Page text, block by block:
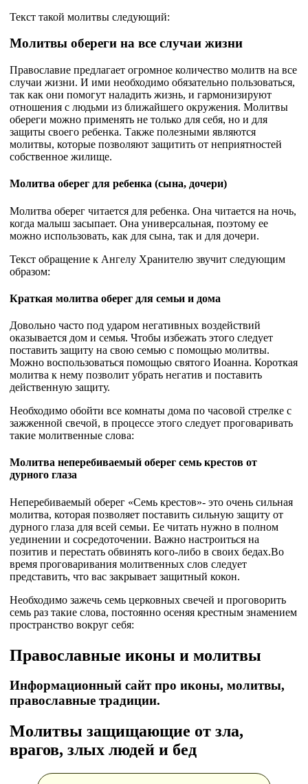
Текст такой молитвы следующий:
Молитвы обереги на все случаи жизни
Православие предлагает огромное количество молитв на все
случаи жизни. И ими необходимо обязательно пользоваться,
так как они помогут наладить жизнь, и гармонизируют
отношения с людьми из ближайшего окружения. Молитвы
обереги можно применять не только для себя, но и для
защиты своего ребенка. Также полезными являются
молитвы, которые позволяют защитить от неприятностей
собственное жилище.
Молитва оберег для ребенка (сына, дочери)
Молитва оберег читается для ребенка. Она читается на ночь,
когда малыш засыпает. Она универсальная, поэтому ее
можно использовать, как для сына, так и для дочери.
Текст обращение к Ангелу Хранителю звучит следующим
образом:
Краткая молитва оберег для семьи и дома
Довольно часто под ударом негативных воздействий
оказывается дом и семья. Чтобы избежать этого следует
поставить защиту на свою семью с помощью молитвы.
Можно воспользоваться помощью святого Иоанна. Короткая
молитва к нему позволит убрать негатив и поставить
действенную защиту.
Необходимо обойти все комнаты дома по часовой стрелке с
зажженной свечой, в процессе этого следует проговаривать
такие молитвенные слова:
Молитва неперебиваемый оберег семь крестов от
дурного глаза
Неперебиваемый оберег «Семь крестов»- это очень сильная
молитва, которая позволяет поставить сильную защиту от
дурного глаза для всей семьи. Ее читать нужно в полном
уединении и сосредоточении. Важно настроиться на
позитив и перестать обвинять кого-либо в своих бедах.Во
время проговаривания молитвенных слов следует
представить, что вас закрывает защитный кокон.
Необходимо зажечь семь церковных свечей и проговорить
семь раз такие слова, постоянно осеняя крестным знамением
пространство вокруг себя:
Православные иконы и молитвы
Информационный сайт про иконы, молитвы,
православные традиции.
Молитвы защищающие от зла,
врагов, злых людей и бед